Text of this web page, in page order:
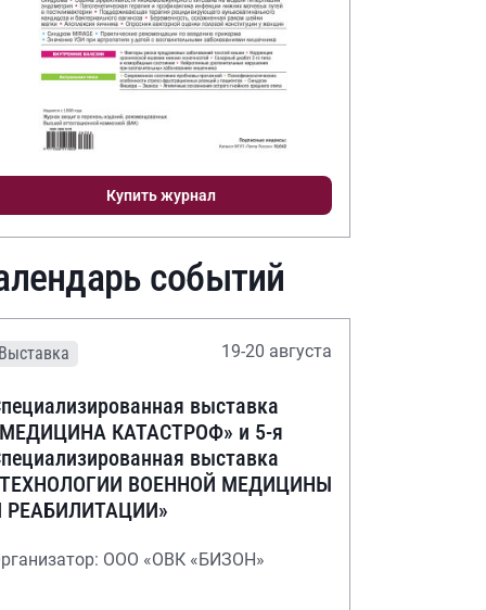
Купить журнал
событий
Выставка 19-20 августа
выставка
КАТАСТРОФ» и 5-я
выставка
ВОЕННОЙ МЕДИЦИНЫ
РЕАБИЛИТАЦИИ»
ООО «ОВК «БИЗОН»